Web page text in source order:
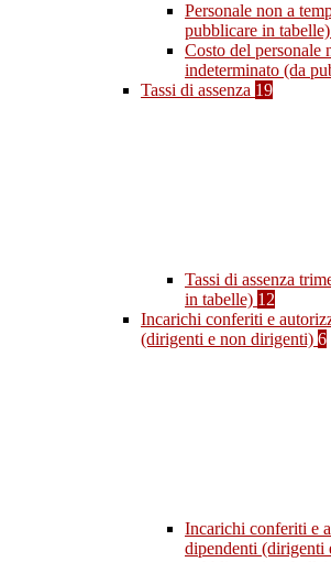
Personale non a
pubblicare in tabelle)
Costo del personale
indeterminato (da
Tassi di assenza 19
Tassi di assenza
in tabelle) 12
Incarichi conferiti e
(dirigenti e non dirigenti) 6
Incarichi conferiti e
dipendenti (dirigenti